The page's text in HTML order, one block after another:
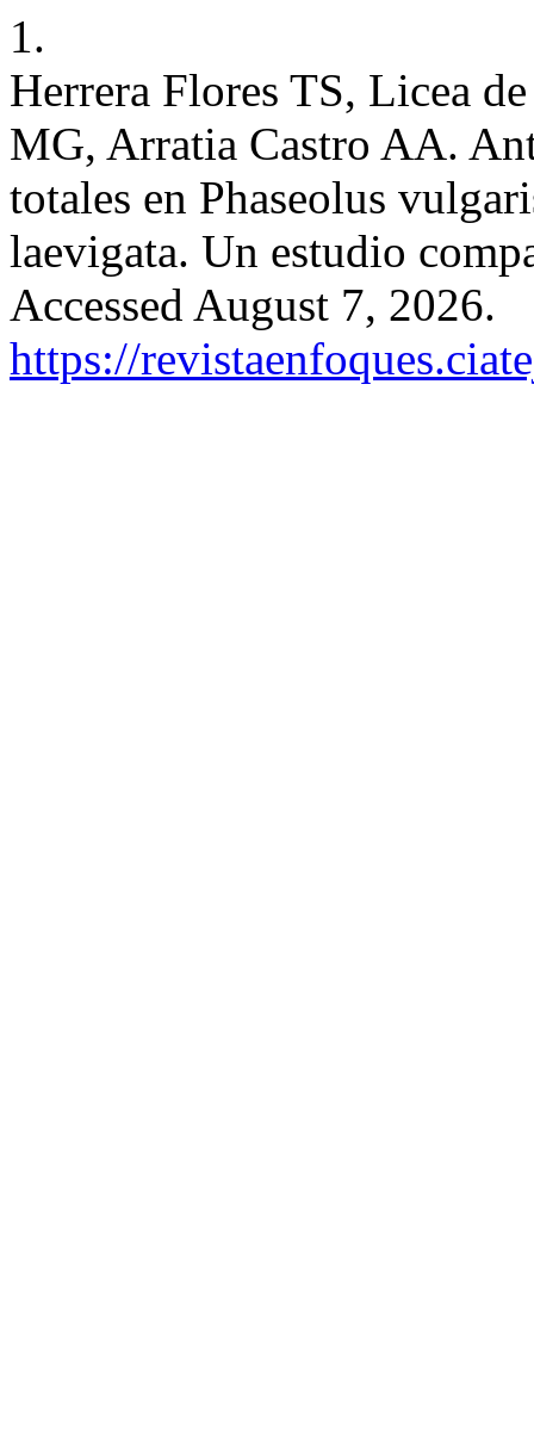
1.
Herrera Flores TS, Licea
MG, Arratia Castro AA.
totales en Phaseolus
laevigata. Un estudio
Accessed August 7, 2026.
https://